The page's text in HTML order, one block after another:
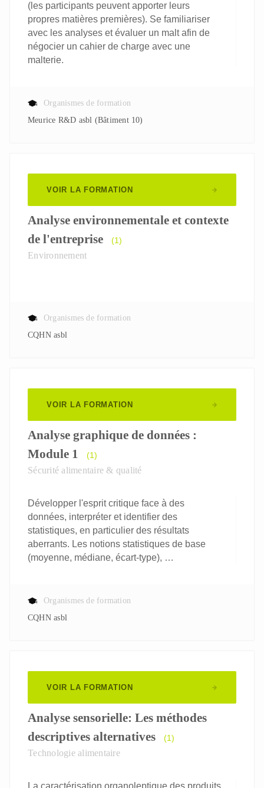
(les participants peuvent apporter leurs
propres matières premières). Se familiariser
avec les analyses et évaluer un malt afin de
négocier un cahier de charge avec une
malterie.
Organismes de formation
Meurice R&D asbl (Bâtiment 10)
VOIR LA FORMATION
Analyse environnementale et contexte
de l'entreprise
(1)
Environnement
Organismes de formation
CQHN asbl
VOIR LA FORMATION
Analyse graphique de données :
Module 1
(1)
Sécurité alimentaire & qualité
Développer l'esprit critique face à des
données, interpréter et identifier des
statistiques, en particulier des résultats
aberrants. Les notions statistiques de base
(moyenne, médiane, écart-type), …
Organismes de formation
CQHN asbl
VOIR LA FORMATION
Analyse sensorielle: Les méthodes
descriptives alternatives
(1)
Technologie alimentaire
La caractérisation organoleptique des produits